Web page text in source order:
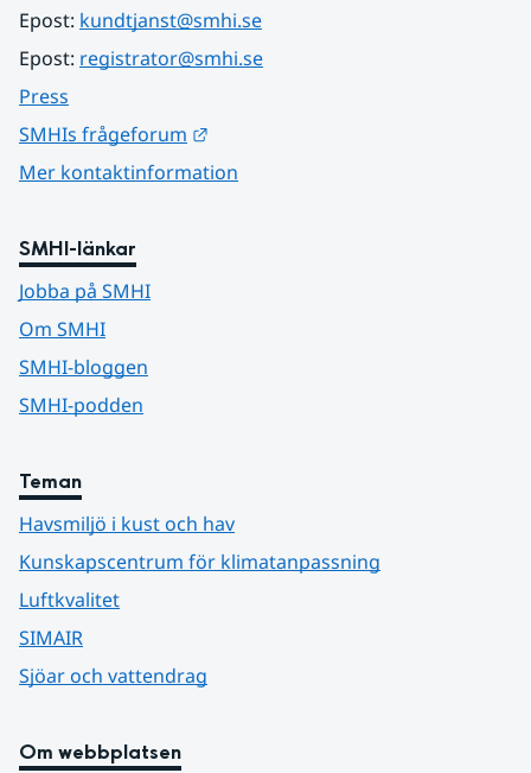
Epost: kundtjanst@smhi.se
Epost: registrator@smhi.se
Press
SMHIs frågeforum
Mer kontaktinformation
SMHI-länkar
Jobba på SMHI
Om SMHI
SMHI-bloggen
SMHI-podden
Teman
Havsmiljö i kust och hav
Kunskapscentrum för klimatanpassning
Luftkvalitet
SIMAIR
Sjöar och vattendrag
Om webbplatsen